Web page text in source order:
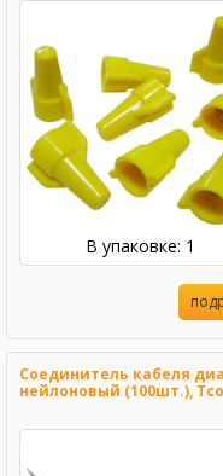
В упаковке: 1
Соединитель кабеля
нейлоновый (100шт.),